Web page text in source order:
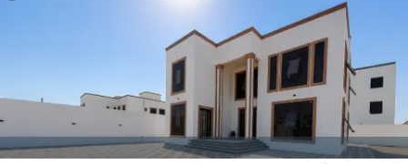
قابل للتفاوض. نعتذر من الوسطاء.